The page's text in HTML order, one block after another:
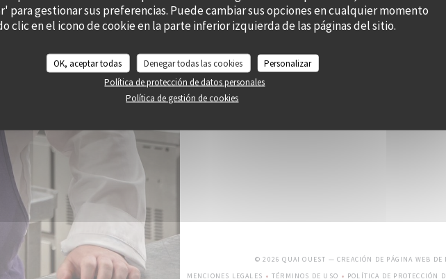
para gestionar sus preferencias. Puede cambiar sus opciones en cualquier momento
clic en el icono de cookie en la parte inferior izquierda de las páginas del sitio.
OK, aceptar todas Denegar todas las cookies
Personalizar
Política de protección de datos personales
Política de gestión de cookies
© 2026 QUAI OUEST — CREACIÓN DE PÁGINA WEB DE
MENCIONES LEGALES
TÉRMINOS DE USO
POLÍTICA DE PROTECCIÓN